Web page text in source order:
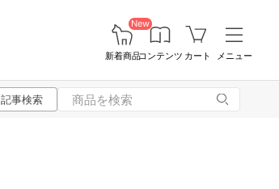
New
新着商品コンテンツ カート メニュー
記事検索